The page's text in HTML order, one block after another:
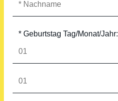
* Geburtstag Tag/Monat/Jahr: